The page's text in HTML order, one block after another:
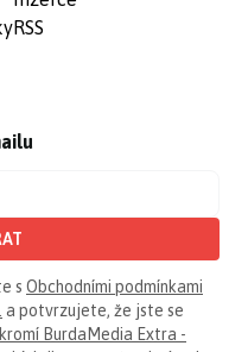
RSS
s Obchodními podmínkami
a potvrzujete, že jste se
BurdaMedia Extra -